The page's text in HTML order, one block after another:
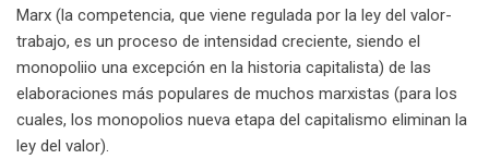
Marx (la competencia, que viene regulada por la ley del valor-
trabajo, es un proceso de intensidad creciente, siendo el
monopoliio una excepción en la historia capitalista) de las
elaboraciones más populares de muchos marxistas (para los
cuales, los monopolios nueva etapa del capitalismo eliminan la
ley del valor).